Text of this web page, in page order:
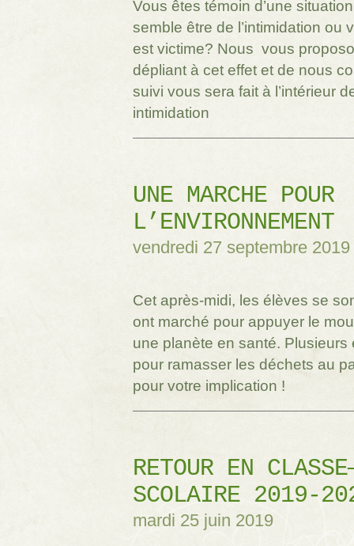
Vous êtes témoin d’une
semble être de l’intimidation ou
est victime? Nous vous
dépliant à cet effet et de nous
suivi vous sera fait à l’intérieur
intimidation
UNE MARCHE POUR
L’ENVIRONNEMENT
vendredi 27 septembre 2019
Cet après-midi, les élèves se
ont marché pour appuyer le
une planète en santé. Plusieurs
pour ramasser les déchets au
pour votre implication !
RETOUR EN
SCOLAIRE 2019-
mardi 25 juin 2019